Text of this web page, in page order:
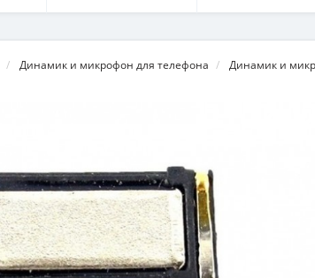
Динамик и микрофон для телефона Динамик и